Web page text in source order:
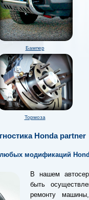
Бампер
Тормоза
Honda partner
модификаций
В нашем
быть
ремонту